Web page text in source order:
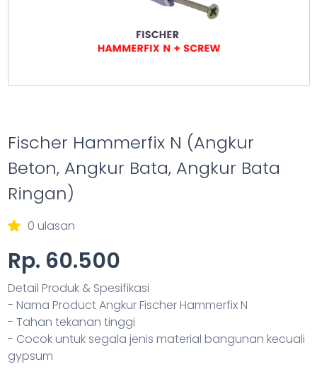
Fischer Hammerfix N (Angkur
Beton, Angkur Bata, Angkur Bata
Ringan)
0 ulasan
Rp. 60.500
Detail Produk & Spesifikasi
- Nama Product Angkur Fischer Hammerfix N
- Tahan tekanan tinggi
- Cocok untuk segala jenis material bangunan kecuali
gypsum